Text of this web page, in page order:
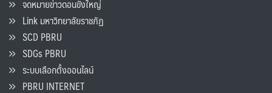
จดหมายข่าวดอนขังใหญ่
Link มหาวิทยาลัยราชภัฏ
SCD PBRU
SDGs PBRU
ระบบเลือกตั้งออนไลน์
PBRU INTERNET